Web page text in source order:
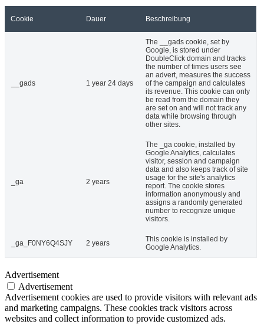
Cookie Dauer Beschreibung
__gads 1 year 24 days
The __gads cookie, set by
Google, is stored under
DoubleClick domain and tracks
the number of times users see
an advert, measures the success
of the campaign and calculates
its revenue. This cookie can only
be read from the domain they
are set on and will not track any
data while browsing through
other sites.
_ga 2 years
The _ga cookie, installed by
Google Analytics, calculates
visitor, session and campaign
data and also keeps track of site
usage for the site's analytics
report. The cookie stores
information anonymously and
assigns a randomly generated
number to recognize unique
visitors.
_ga_F0NY6Q4SJY 2 years
This cookie is installed by
Google Analytics.
Advertisement
Advertisement
Advertisement cookies are used to provide visitors with relevant ads
and marketing campaigns. These cookies track visitors across
websites and collect information to provide customized ads.